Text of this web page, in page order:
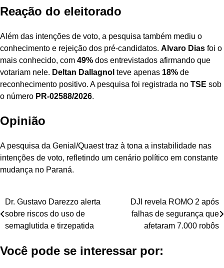
Reação do eleitorado
Além das intenções de voto, a pesquisa também mediu o
conhecimento e rejeição dos pré-candidatos. Alvaro Dias foi o
mais conhecido, com 49% dos entrevistados afirmando que
votariam nele. Deltan Dallagnol teve apenas 18% de
reconhecimento positivo. A pesquisa foi registrada no TSE sob
o número PR-02588/2026.
Opinião
A pesquisa da Genial/Quaest traz à tona a instabilidade nas
intenções de voto, refletindo um cenário político em constante
mudança no Paraná.
Navegação
de
Dr. Gustavo Darezzo alerta
sobre riscos do uso de
semaglutida e tirzepatida
DJI revela ROMO 2 após
falhas de segurança que
afetaram 7.000 robôs
Você pode se interessar por: